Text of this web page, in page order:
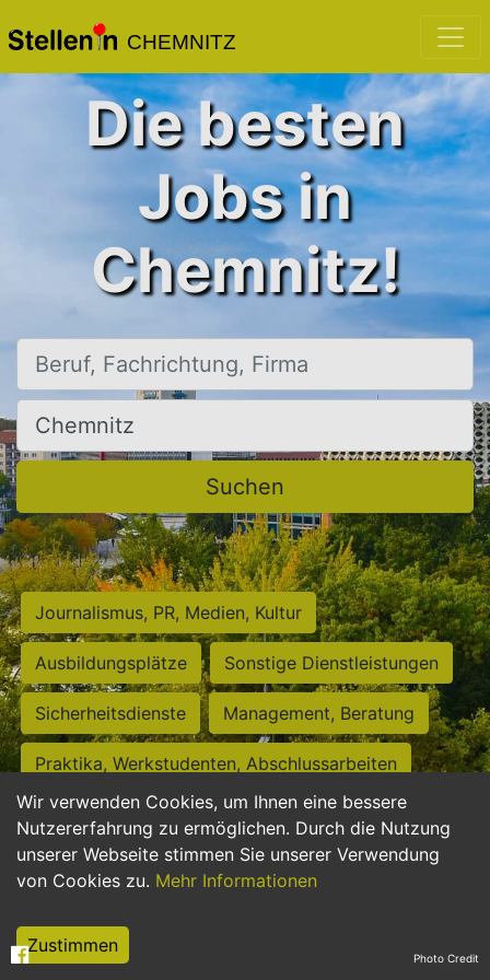
CHEMNITZ
Wir verwenden Cookies, um Ihnen eine bessere
Nutzererfahrung zu ermöglichen. Durch die Nutzung
unserer Webseite stimmen Sie unserer Verwendung
von Cookies zu. Mehr Informationen
Zustimmen
Die besten
Jobs in
Chemnitz!
Beruf, Fachrichtung, Firma
Ort, Stadt
Suchen
Journalismus, PR, Medien, Kultur
Ausbildungsplätze Sonstige Dienstleistungen
Sicherheitsdienste Management, Beratung
Praktika, Werkstudenten, Abschlussarbeiten
Personalwesen Assistenz, Sekretariat
Hilfskräfte, Aushilfs- und Nebenjobs
Weiterbildung, Studium, duale Ausbildung Photo Credit